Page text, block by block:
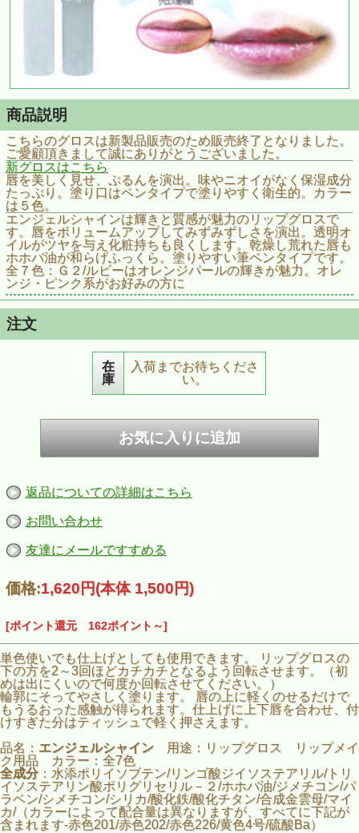
商品説明
こちらのグロスは新製品販売のため販売終了となりました。
ご愛顧頂きまして誠にありがとうございました。
新グロスはこちら
唇を美しく見せ、ぷるんを演出。味やニオイがなく保湿成分
たっぷり。塗り口はペンタイプで塗りやすく衛生的。カラー
は５色。
エンジェルシャインは輝きと質感が魅力のリップグロスで
す。唇をボリュームアップしてみずみずしさを演出。透明オ
イルがツヤを与え化粧持ちも良くします。乾燥し荒れた唇も
ホホバ油が和らげふっくら。塗りやすい筆ペンタイプです。
全７色：Ｇ２/ルビーはオレンジパールの輝きが魅力。オレ
ンジ・ピンク系がお好みの方に
注文
在
庫
入荷までお待ちくださ
い。
返品についての詳細はこちら
お問い合わせ
友達にメールですすめる
価格:1,620円(本体 1,500円)
[ポイント還元 162ポイント～]
単色使いでも仕上げとしても使用できます。 リップグロスの
下の方を2～3回ほどカチカチとなるよう回転させます。（初
めは出にくいので何度か回転させてください。）
輪郭にそってやさしく塗ります。 唇の上に軽くのせるだけで
もうるおった感触が得られます。仕上げに上下唇を合わせ、付
けすぎた分はティッシュで軽く押さえます。
品名： エンジェルシャイン 用途：リップグロス リップメイ
ク用品 カラー：全7色
全成分：水添ポリイソブテン/リンゴ酸ジイソステアリル/トリ
イソステアリン酸ポリグリセリル－２/ホホバ油/ジメチコン/パ
ラベン/シメチコン/シリカ/酸化鉄/酸化チタン/合成金雲母/マイ
カ/（カラーによって配合量は異なりますが、すべてに下記が
含まれます-赤色201/赤色202/赤色226/黄色4号/硫酸Ba）